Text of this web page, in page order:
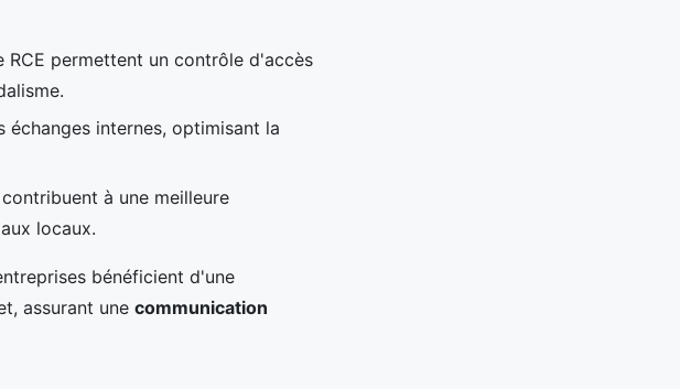
RCE permettent un contrôle d'accès
échanges internes, optimisant la
à une meilleure
locaux.
bénéficient d'une
assurant une communication